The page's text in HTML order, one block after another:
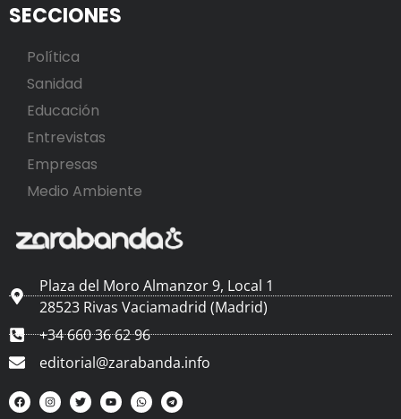
SECCIONES
Política
Sanidad
Educación
Entrevistas
Empresas
Medio Ambiente
Plaza del Moro Almanzor 9, Local 1
28523 Rivas Vaciamadrid (Madrid)
+34 660 36 62 96
editorial@zarabanda.info